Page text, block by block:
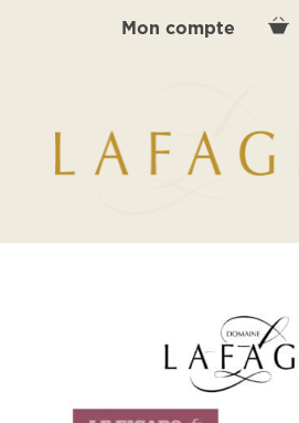
Mon compte